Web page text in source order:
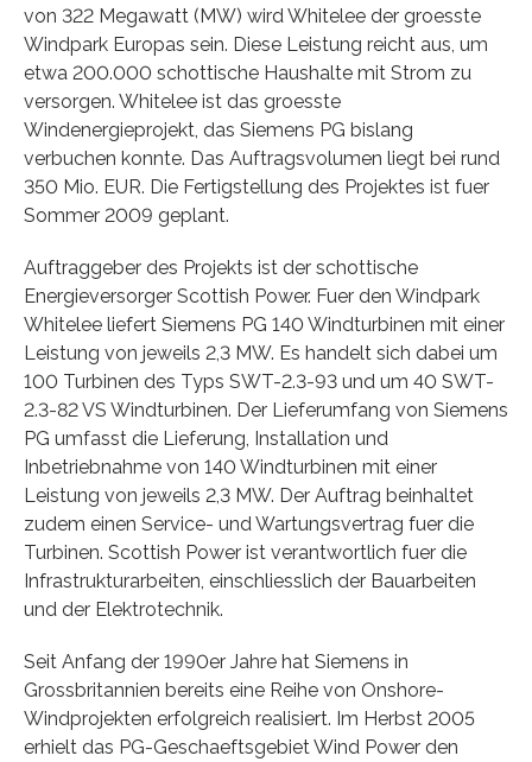
von 322 Megawatt (MW) wird Whitelee der groesste
Windpark Europas sein. Diese Leistung reicht aus, um
etwa 200.000 schottische Haushalte mit Strom zu
versorgen. Whitelee ist das groesste
Windenergieprojekt, das Siemens PG bislang
verbuchen konnte. Das Auftragsvolumen liegt bei rund
350 Mio. EUR. Die Fertigstellung des Projektes ist fuer
Sommer 2009 geplant.
Auftraggeber des Projekts ist der schottische
Energieversorger Scottish Power. Fuer den Windpark
Whitelee liefert Siemens PG 140 Windturbinen mit einer
Leistung von jeweils 2,3 MW. Es handelt sich dabei um
100 Turbinen des Typs SWT-2.3-93 und um 40 SWT-
2.3-82 VS Windturbinen. Der Lieferumfang von Siemens
PG umfasst die Lieferung, Installation und
Inbetriebnahme von 140 Windturbinen mit einer
Leistung von jeweils 2,3 MW. Der Auftrag beinhaltet
zudem einen Service- und Wartungsvertrag fuer die
Turbinen. Scottish Power ist verantwortlich fuer die
Infrastrukturarbeiten, einschliesslich der Bauarbeiten
und der Elektrotechnik.
Seit Anfang der 1990er Jahre hat Siemens in
Grossbritannien bereits eine Reihe von Onshore-
Windprojekten erfolgreich realisiert. Im Herbst 2005
erhielt das PG-Geschaeftsgebiet Wind Power den